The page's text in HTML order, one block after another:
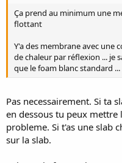
Ça prend au minimum une
flottant
Y'a des membrane avec une
de chaleur par réflexion ... je
que le foam blanc standard ...
Pas necessairement. Si ta
en dessous tu peux
probleme. Si t'as une slab
sur la slab.